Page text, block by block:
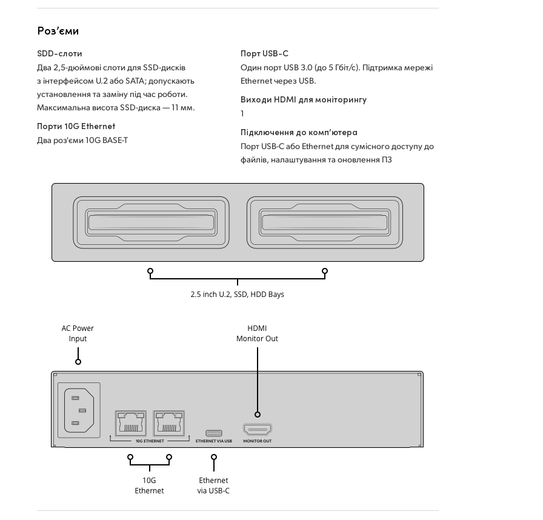
Роз’єми
SDD-слоти
Два 2,5-дюймові слоти для SSD-дисків
з інтерфейсом U.2 або SATA; допускають
установлення та заміну під час роботи.
Максимальна висота SSD-диска — 11 мм.
Порти 10G Ethernet
Два роз'єми 10G BASE-T
Порт USB-C
Один порт USB 3.0 (до 5 Гбіт/с). Підтримка мережі
Ethernet через USB.
Виходи HDMI для моніторингу
1
Підключення до комп’ютера
Порт USB-C або Ethernet для сумісного доступу до
файлів, налаштування та оновлення ПЗ